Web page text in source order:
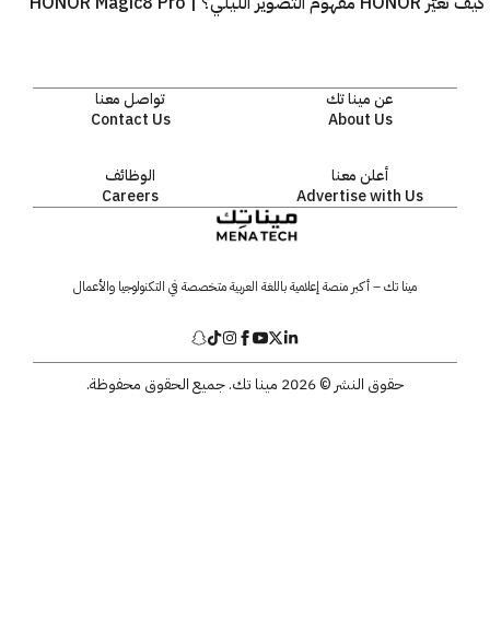
عن مينا تك
About Us
تواصل معنا
Contact Us
أعلن معنا
Advertise with Us
الوظائف
Careers
مينا تك – أكبر منصة إعلامية باللغة العربية متخصصة في التكنولوجيا والأعمال
حقوق النشر © 2026 مينا تك. جميع الحقوق محفوظة.